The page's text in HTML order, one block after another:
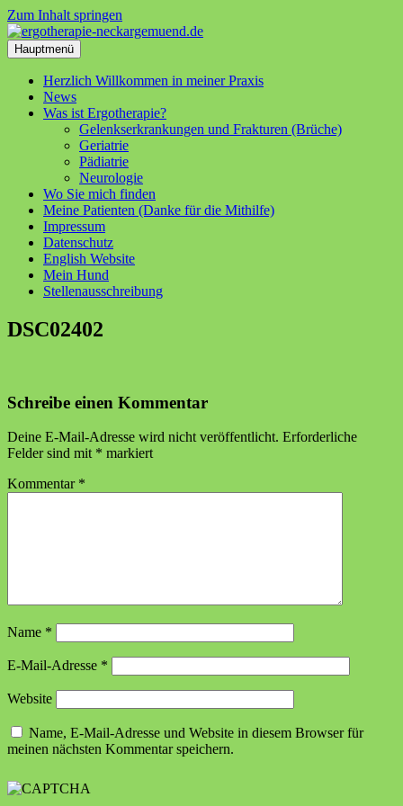
Zum Inhalt springen
Hauptmenü
Herzlich Willkommen in meiner Praxis
News
Was ist Ergotherapie?
Gelenkserkrankungen und Frakturen (Brüche)
Geriatrie
Pädiatrie
Neurologie
Wo Sie mich finden
Meine Patienten (Danke für die Mithilfe)
Impressum
Datenschutz
English Website
Mein Hund
Stellenausschreibung
DSC02402
Schreibe einen Kommentar
Deine E-Mail-Adresse wird nicht veröffentlicht. Erforderliche
Felder sind mit * markiert
Kommentar *
Name *
E-Mail-Adresse *
Website
Name, E-Mail-Adresse und Website in diesem Browser für
meinen nächsten Kommentar speichern.